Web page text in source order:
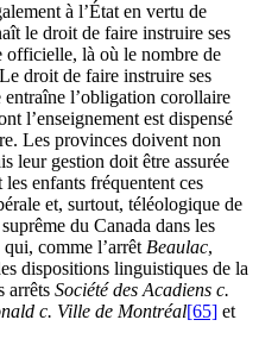
à l’État en vertu de
le droit de faire instruire ses
officielle, là où le nombre de
droit de faire instruire ses
l’obligation corollaire
l’enseignement est dispensé
Les provinces doivent non
leur gestion doit être assurée
enfants fréquentent ces
et, surtout, téléologique de
du Canada dans les
qui, comme l’arrêt Beaulac,
dispositions linguistiques de la
arrêts Société des Acadiens c.
c. Ville de Montréal[65] et